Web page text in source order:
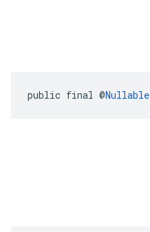
public final @Nullable